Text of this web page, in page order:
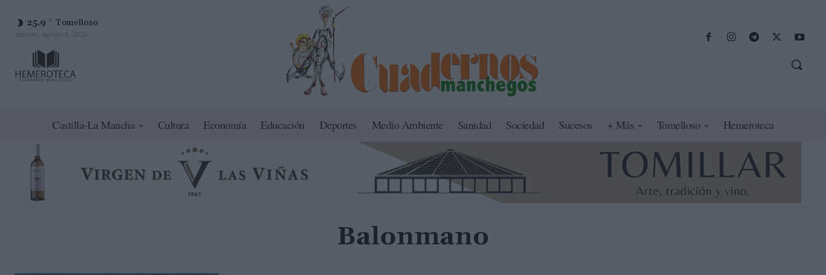
25.9 C Tomelloso
sábado, agosto 8, 2026
Castilla-La Mancha Cultura Economía Educación Deportes Medio Ambiente Sanidad Sociedad Sucesos + Más Tomelloso Hemeroteca
Balonmano